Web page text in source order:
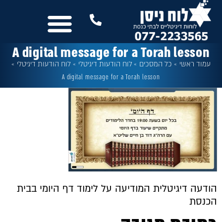
לתוכן
A digital message for a Torah lesson
עמוד ראשי » כל המסכים »לוח הודעות דיגיטלי »לוח הודעות דיגיטלי »
A digital message for a Torah lesson
הודעה דיגיטלית המודיעה על לימוד דף היומי בבית
הכנסת